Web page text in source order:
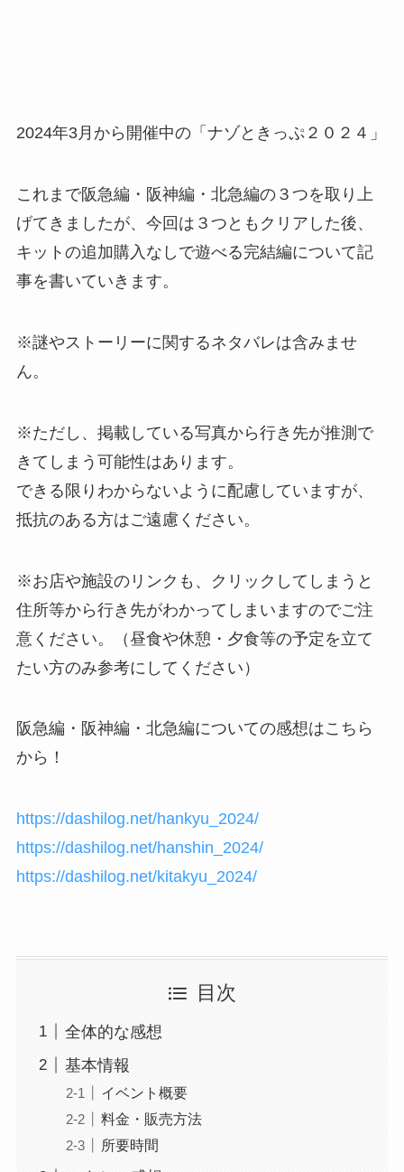
2024年3月から開催中の「ナゾときっぷ２０２４」
これまで阪急編・阪神編・北急編の３つを取り上
げてきましたが、今回は３つともクリアした後、
キットの追加購入なしで遊べる完結編について記
事を書いていきます。
※謎やストーリーに関するネタバレは含みませ
ん。
※ただし、 掲載している写真から行き先が推測で
きてしまう可能性はあります。
できる限りわからないように配慮していますが、
抵抗のある方はご遠慮ください。
※お店や施設のリンクも、
クリックしてしまうと
住所等から行き先がわかってしまいますのでご注
意ください。（昼食や休憩・夕食等の予定を立て
たい方のみ参考にしてください）
阪急編・阪神編・北急編についての感想はこちら
から！
https://dashilog.net/hankyu_2024/
https://dashilog.net/hanshin_2024/
https://dashilog.net/kitakyu_2024/
目次
全体的な感想
基本情報
イベント概要
料金・販売方法
所要時間